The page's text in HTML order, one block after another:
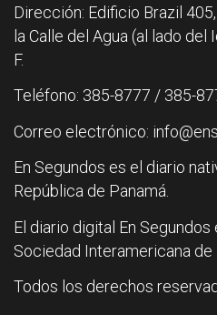
Dirección: Edificio Brazil
la Calle del Agua (al lado del
F.
Teléfono: 385-8777 / 385-
Correo electrónico:
En Segundos es el diario
República de Panamá.
El diario digital En
Sociedad Interamericana de
Todos los derechos